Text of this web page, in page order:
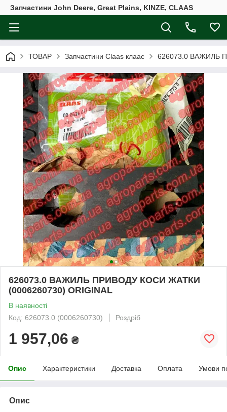
Запчастини John Deere, Great Plains, KINZE, CLAAS
ТОВАР Запчастини Claas клаас 626073.0 ВАЖИЛЬ
626073.0 ВАЖИЛЬ ПРИВОДУ КОСИ ЖАТКИ
(0006260730) ORIGINAL
В наявності
Код: 626073.0 (0006260730)
Роздріб
1 957,06 ₴
Опис Характеристики Доставка Оплата Умови
Опис